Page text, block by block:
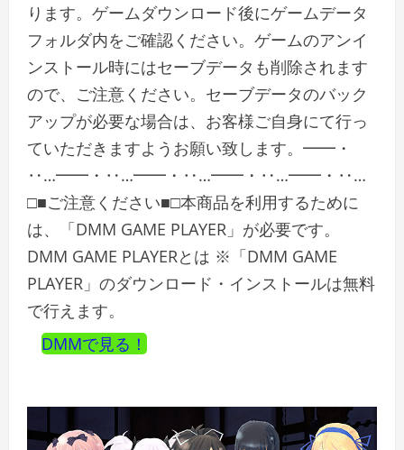
ります。ゲームダウンロード後にゲームデータ
フォルダ内をご確認ください。ゲームのアンイ
ンストール時にはセーブデータも削除されます
ので、ご注意ください。セーブデータのバック
アップが必要な場合は、お客様ご自身にて行っ
ていただきますようお願い致します。━━・
‥…━━・‥…━━・‥…━━・‥…━━・‥…
□■ご注意ください■□本商品を利用するために
は、「DMM GAME PLAYER」が必要です。
DMM GAME PLAYERとは ※「DMM GAME
PLAYER」のダウンロード・インストールは無料
で行えます。
DMMで見る！